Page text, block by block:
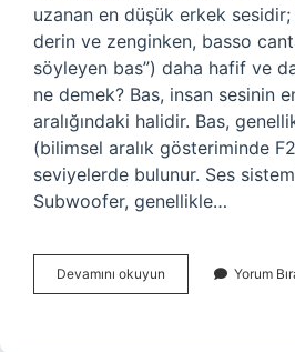
uzanan en düşük erkek
derin ve zenginken, basso
söyleyen bas”) daha hafif ve
ne demek? Bas, insan sesinin
aralığındaki halidir. Bas,
(bilimsel aralık gösteriminde
seviyelerde bulunur. Ses
Subwoofer, genellikle…
Devamını okuyun Müzikte
Bas
Yorum